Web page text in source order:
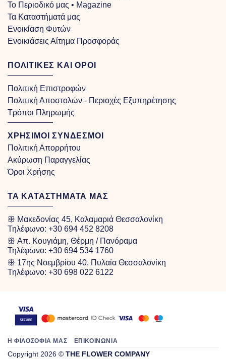
Το Περιοδικό μας • Magazine
Τα Kαταστήματά μας
Ενοικίαση Φυτών
Ενοικιάσεις Αίτημα Προσφοράς
ΠΟΛΙΤΙΚΕΣ ΚΑΙ ΟΡΟΙ
Πολιτική Επιστροφών
Πολιτική Αποστολών - Περιοχές Εξυπηρέτησης
Τρόποι Πληρωμής
ΧΡΗΣΙΜΟΙ ΣΥΝΔΕΣΜΟΙ
Πολιτική Απορρήτου
Ακύρωση Παραγγελίας
Όροι Χρήσης
ΤΑ ΚΑΤΑΣΤΗΜΑΤΑ ΜΑΣ
ꕥ Μακεδονίας 45, Καλαμαριά Θεσσαλονίκη
Τηλέφωνο: +30 694 452 8208
ꕥ Απ. Κουγιάμη, Θέρμη / Πανόραμα
Τηλέφωνο: +30 694 534 1760
ꕥ 17ης Νοεμβρίου 40, Πυλαία Θεσσαλονίκη
Τηλέφωνο: +30 698 022 6122
Η ΦΙΛΟΣΟΦΙΑ ΜΑΣ ΕΠΙΚΟΙΝΩΝΙΑ
Copyright 2026 © THE FLOWER COMPANY